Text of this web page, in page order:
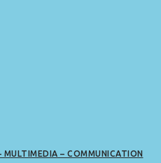
MULTIMEDIA – COMMUNICATION